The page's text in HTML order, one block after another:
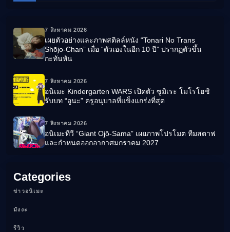
7 สิงหาคม 2026
เผยตัวอย่างและภาพสติลล์หนัง “Tonari No Trans
Shōjo-Chan” เมื่อ “ตัวเองในอีก 10 ปี” ปรากฏตัวขึ้น
กะทันหัน
7 สิงหาคม 2026
อนิเมะ Kindergarten WARS เปิดตัว ซูมิเระ โมโรโฮชิ
รับบท “อูนะ” ครูอนุบาลที่แข็งแกร่งที่สุด
7 สิงหาคม 2026
อนิเมะทีวี “Giant Ojō-Sama” เผยภาพโปรโมต ทีมสตาฟ
และกำหนดออกอากาศมกราคม 2027
Categories
ข่าวอนิเมะ
มังงะ
รีวิว